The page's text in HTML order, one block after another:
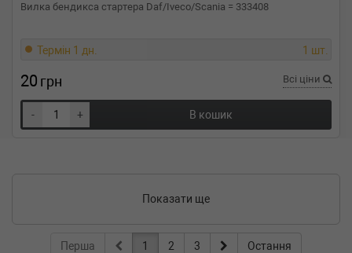
Вилка бендикса стартера Daf/Iveco/Scania = 333408
Термін 1 дн. 1 шт.
20 грн Всі ціни
- + В кошик
Показати ще
Перша 1 2 3 Остання